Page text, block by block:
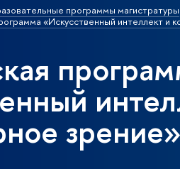
программы магистратуры
«Искусственный интеллект и
зрение»